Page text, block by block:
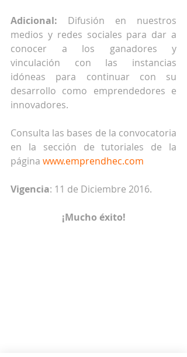
Adicional: Difusión en nuestros
medios y redes sociales para dar a
conocer a los ganadores y
vinculación con las instancias
idóneas para continuar con su
desarrollo como emprendedores e
innovadores.
Consulta las bases de la convocatoria
en la sección de tutoriales de la
página www.emprendhec.com
Vigencia: 11 de Diciembre 2016.
¡Mucho éxito!